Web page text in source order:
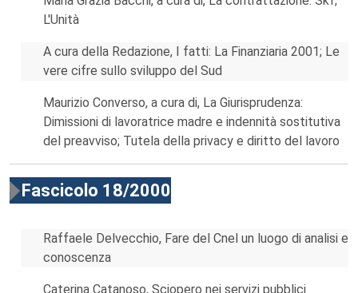
L'Unità
A cura della Redazione, I fatti: La Finanziaria 2001; Le
vere cifre sullo sviluppo del Sud
Maurizio Converso, a cura di, La Giurisprudenza:
Dimissioni di lavoratrice madre e indennità sostitutiva
del preavviso; Tutela della privacy e diritto del lavoro
Fascicolo 18/2000
Raffaele Delvecchio, Fare del Cnel un luogo di analisi e
conoscenza
Caterina Catanoso, Sciopero nei servizi pubblici